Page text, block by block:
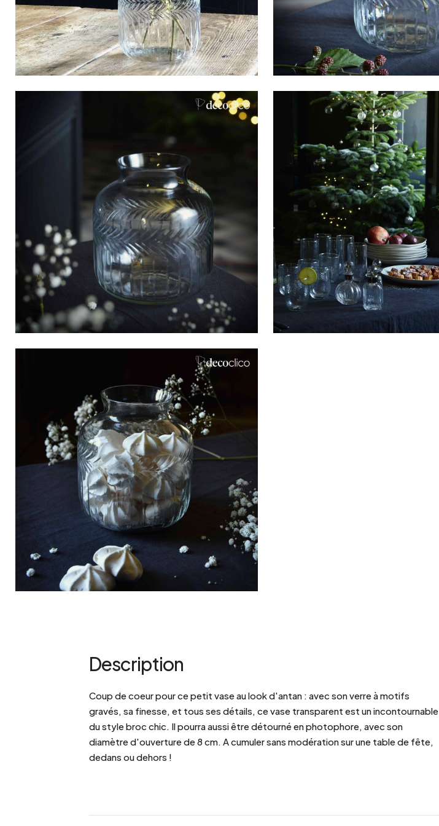
Bistrot
Bord de mer
Brocante
Contemporain
Esprit Haussmannien
Grand hôtel
Velours
Bois blond
Papier mâché
Verre
Zinc et galva
Argenté
Description
Coup de coeur pour ce petit vase au look d'antan : avec son verre à motifs
gravés, sa finesse, et tous ses détails, ce vase transparent est un incontournable
du style broc chic. Il pourra aussi être détourné en photophore, avec son
diamètre d'ouverture de 8 cm. A cumuler sans modération sur une table de fête,
dedans ou dehors !